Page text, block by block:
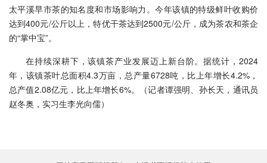
太平溪早市茶的知名度和市场影响力。今年该镇的特级鲜叶收购价
达到400元/公斤以上，特优干茶达到2500元/公斤，成为茶农和茶企
的“掌中宝”。
在持续深耕下，该镇茶产业发展迈上新台阶。据统计，2024
年，该镇茶叶总面积4.3万亩，总产量6728吨，比上年增长4.2%，
总产值2.08亿元，比上年增长6%。（记者谭强明、孙长天，通讯员
赵冬奥，实习生李光向儒）